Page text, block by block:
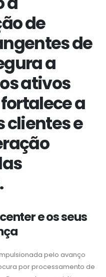
de
de
a
ativos
a
clientes e
e os seus
pelo avanço
por processamento de